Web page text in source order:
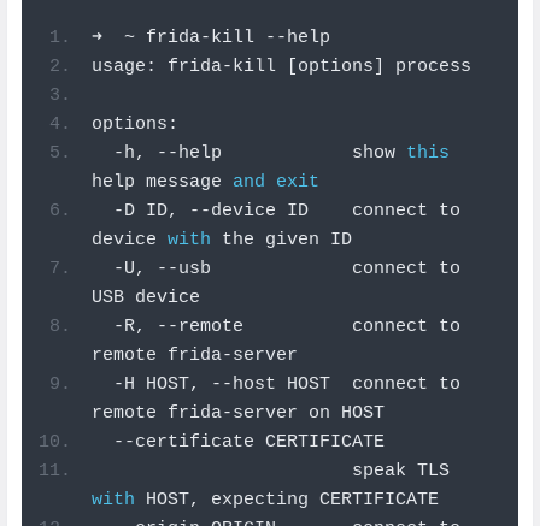
➜ ~ frida-kill --help
usage : frida-kill options process
options :
-h, --help            show this
help message and
exit
-D ID, --device ID    connect to
device with the given ID
-U, --usb             connect to
USB device
-R, --remote          connect to
remote frida-server
-H HOST, --host HOST  connect to
remote frida-server on HOST
--certificate CERTIFICATE
                        speak TLS
with HOST,
expecting CERTIFICATE